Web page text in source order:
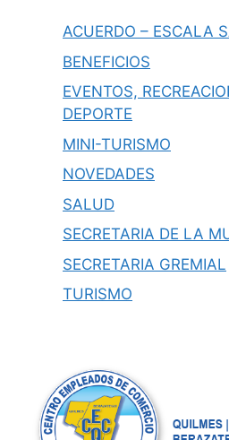
ACUERDO – ESCALA
BENEFICIOS
EVENTOS,
DEPORTE
MINI-TURISMO
NOVEDADES
SALUD
SECRETARIA DE LA
SECRETARIA GREMIAL
TURISMO